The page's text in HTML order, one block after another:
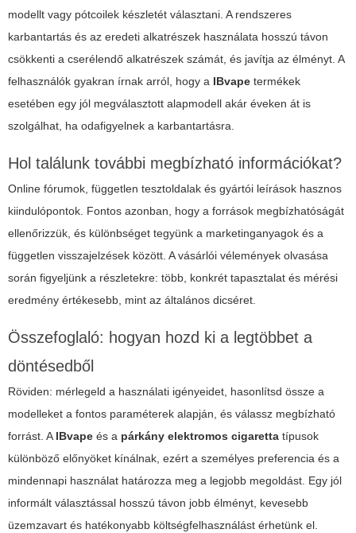
modellt vagy pótcoilek készletét választani. A rendszeres
karbantartás és az eredeti alkatrészek használata hosszú távon
csökkenti a cserélendő alkatrészek számát, és javítja az élményt. A
felhasználók gyakran írnak arról, hogy a IBvape termékek
esetében egy jól megválasztott alapmodell akár éveken át is
szolgálhat, ha odafigyelnek a karbantartásra.
Hol találunk további megbízható információkat?
Online fórumok, független tesztoldalak és gyártói leírások hasznos
kiindulópontok. Fontos azonban, hogy a források megbízhatóságát
ellenőrizzük, és különbséget tegyünk a marketinganyagok és a
független visszajelzések között. A vásárlói vélemények olvasása
során figyeljünk a részletekre: több, konkrét tapasztalat és mérési
eredmény értékesebb, mint az általános dicséret.
Összefoglaló: hogyan hozd ki a legtöbbet a
döntésedből
Röviden: mérlegeld a használati igényeidet, hasonlítsd össze a
modelleket a fontos paraméterek alapján, és válassz megbízható
forrást. AIBvape és a párkány elektromos cigaretta típusok
különböző előnyöket kínálnak, ezért a személyes preferencia és a
mindennapi használat határozza meg a legjobb megoldást. Egy jól
informált választással hosszú távon jobb élményt, kevesebb
üzemzavart és hatékonyabb költségfelhasználást érhetünk el.